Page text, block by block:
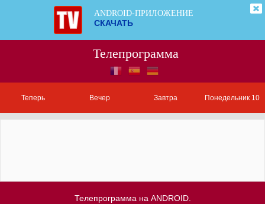
ANDROID-ПРИЛОЖЕНИЕ
СКАЧАТЬ
Телепрограмма
Теперь Вечер Завтра Понедельник 10
Телепрограмма на ANDROID.